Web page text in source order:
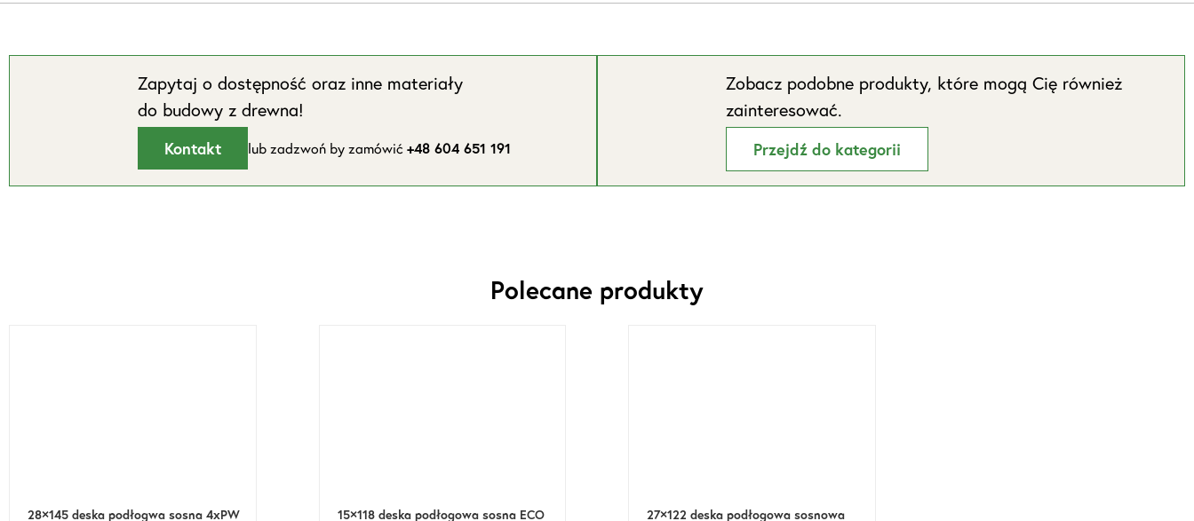
Zapytaj o dostępność oraz inne materiały
do budowy z drewna!
Kontakt lub zadzwoń by zamówić+48 604 651 191
Zobacz podobne produkty, które mogą Cię również
zainteresować.
Przejdź do kategorii
Polecane produkty
28×145 deska podłogwa sosna 4xPW 15×118 deska podłogowa sosna ECO
27×122 deska podłogowa sosnowa